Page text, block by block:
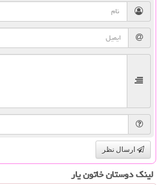
ارسال نظر
لینک دوستان خاتون یار